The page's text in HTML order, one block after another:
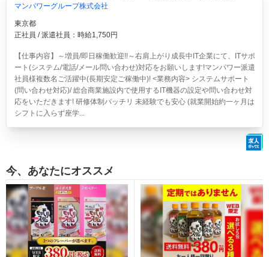
マンパワーグループ株式会社
東京都
正社員 / 派遣社員：時給1,750円
【仕事内容】～増員/即日稼働歓迎!!～右肩上がり成長中IT企業にて、ITサポ
ート(システム/電話/メール問い合わせ)対応をお願いします!マンパワー派遣
社員様複数名ご活躍中(長期安定ご稼働中)! <業務内容> システムサポート
(問い合わせ対応)/ 総合商業施設内で使用するIT機器の設定や問い合わせ対
応をいただきます! 研修体制バッチリ 未経験でも安心 (就業開始約一ヶ月は
シフトに入らず座学...
今、あなたにオススメ